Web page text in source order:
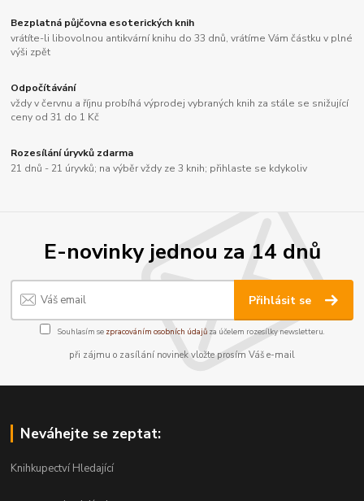
Bezplatná půjčovna esoterických knih
vrátíte-li libovolnou antikvární knihu do 33 dnů, vrátíme Vám částku v plné
výši zpět
Odpočítávání
vždy v červnu a říjnu probíhá výprodej vybraných knih za stále se snižující
ceny od 31 do 1 Kč
Rozesílání úryvků zdarma
21 dnů - 21 úryvků; na výběr vždy ze 3 knih; přihlaste se kdykoliv
E-novinky jednou za 14 dnů
Přihlásit se
Souhlasím se zpracováním osobních údajůza účelem rozesílky newsletteru.
při zájmu o zasílání novinek vložte prosím Váš e-mail
Neváhejte se zeptat:
Knihkupectví Hledající